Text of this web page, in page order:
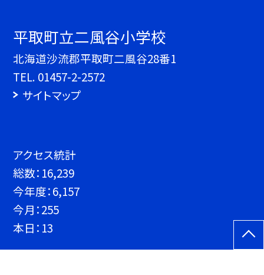
平取町立二風谷小学校
北海道沙流郡平取町二風谷28番1
TEL. 01457-2-2572
サイトマップ
アクセス統計
総数： 16,239
今年度：6,157
今月：255
本日： 13